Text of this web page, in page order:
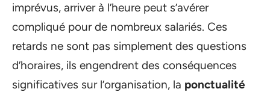
imprévus, arriver à l’heure peut s’avérer
compliqué pour de nombreux salariés. Ces
retards ne sont pas simplement des questions
d’horaires, ils engendrent des conséquences
significatives sur l’organisation, la ponctualité